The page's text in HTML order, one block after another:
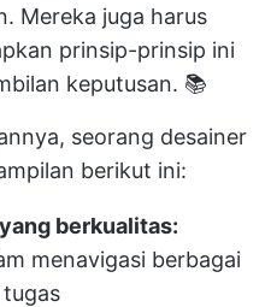
Mereka juga harus
prinsip-prinsip ini
keputusan. 📚
seorang desainer
berikut ini:
berkualitas:
menavigasi berbagai